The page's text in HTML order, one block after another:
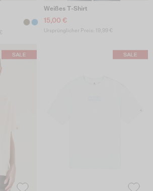
Weißes T-Shirt
15,00 €
Ursprünglicher Preis: 19,99 €